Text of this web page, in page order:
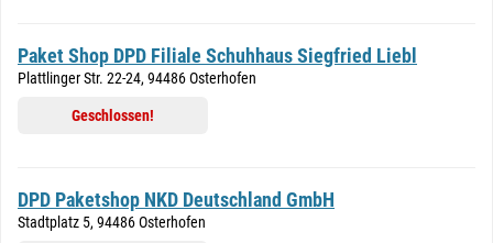
Paket Shop DPD Filiale Schuhhaus Siegfried Liebl
Plattlinger Str. 22-24, 94486 Osterhofen
Geschlossen!
DPD Paketshop NKD Deutschland GmbH
Stadtplatz 5, 94486 Osterhofen